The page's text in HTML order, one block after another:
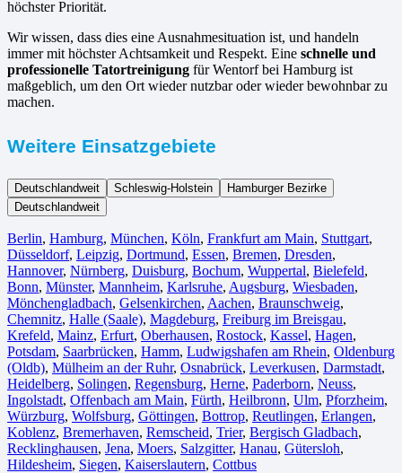
höchster Priorität.
Wir wissen, dass dies eine Ausnahmesituation ist, und handeln
immer mit höchster Achtsamkeit und Respekt. Eine schnelle und
professionelle Tatortreinigung für Wentorf bei Hamburg ist
maßgeblich, um den Ort wieder nutzbar oder wieder bewohnbar zu
machen.
Weitere Einsatzgebiete
Deutschlandweit Schleswig-Holstein
Hamburger Bezirke
Deutschlandweit
Berlin⁠, Hamburg, München, Köln⁠, Frankfurt am Main, Stuttgart,
Düsseldorf, Leipzig, Dortmund, Essen, Bremen, Dresden,
Hannover, Nürnberg, Duisburg⁠, Bochum, Wuppertal⁠, Bielefeld⁠,
Bonn⁠, Münster⁠, Mannheim, Karlsruhe, Augsburg, Wiesbaden⁠,
Mönchengladbach⁠, Gelsenkirchen⁠, Aachen⁠, Braunschweig,
Chemnitz⁠, Halle (Saale)⁠, Magdeburg, Freiburg im Breisgau⁠,
Krefeld⁠, Mainz⁠, Erfurt, Oberhausen⁠, Rostock⁠, Kassel⁠, Hagen,
Potsdam, Saarbrücken⁠, Hamm, Ludwigshafen am Rhein⁠, Oldenburg
(Oldb), Mülheim an der Ruhr, Osnabrück⁠, Leverkusen, Darmstadt⁠,
Heidelberg, Solingen, Regensburg, Herne⁠, Paderborn, Neuss,
Ingolstadt, Offenbach am Main, Fürth⁠, Heilbronn, Ulm⁠, Pforzheim,
Würzburg, Wolfsburg⁠, Göttingen, Bottrop, Reutlingen, Erlangen⁠,
Koblenz, Bremerhaven⁠, Remscheid, Trier⁠, Bergisch Gladbach,
Recklinghausen, Jena⁠, Moers⁠, Salzgitter⁠, Hanau, Gütersloh,
Hildesheim⁠, Siegen⁠, Kaiserslautern⁠, Cottbus⁠